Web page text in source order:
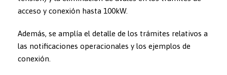
acceso y conexión hasta 100kW.
Además, se amplía el detalle de los trámites relativos a
las notificaciones operacionales y los ejemplos de
conexión.